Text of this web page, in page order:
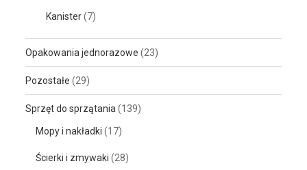
Kanister (7)
Opakowania jednorazowe (23)
Pozostałe (29)
Sprzęt do sprzątania (139)
Mopy i nakładki (17)
Ścierki i zmywaki (28)